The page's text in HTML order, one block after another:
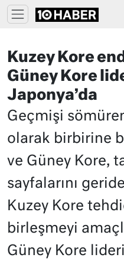
Kuzey Kore
Güney Kore
Japonya’da
Geçmişi
olarak birbirine
ve Güney Kore,
sayfalarını
Kuzey Kore
birleşmeyi
Güney Kore